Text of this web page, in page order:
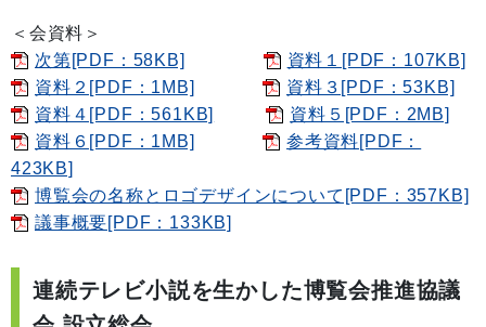
＜会資料＞
次第[PDF：58KB]
資料１[PDF：107KB]
資料２[PDF：1MB]
資料３[PDF：53KB]
資料４[PDF：561KB]
資料５[PDF：2MB]
資料６[PDF：1MB]
参考資料[PDF：
423KB]
博覧会の名称とロゴデザインについて[PDF：357KB]
議事概要[PDF：133KB]
連続テレビ小説を生かした博覧会推進協議